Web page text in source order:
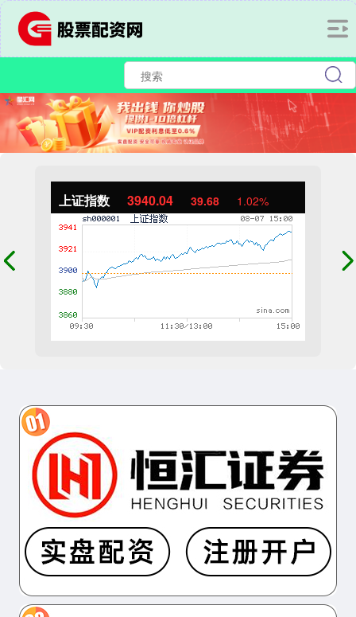
上证指数 3940.04 39.68 1.02%